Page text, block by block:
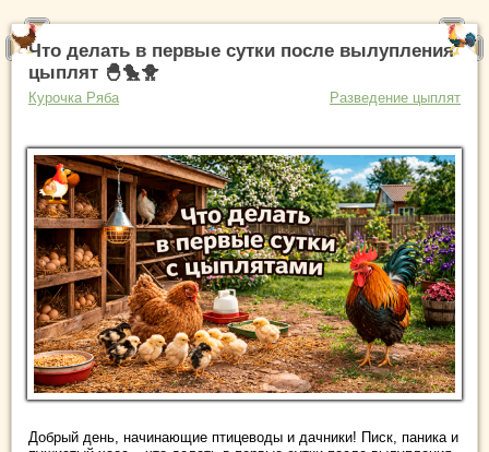
Что делать в первые сутки после вылупления
цыплят 🐣🐤🐥
Курочка Ряба Разведение цыплят
Добрый день, начинающие птицеводы и дачники! Писк, паника и